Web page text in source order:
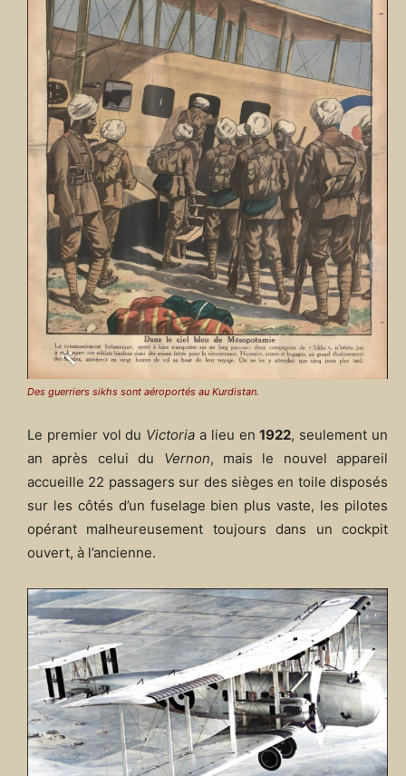
Des guerriers sikhs sont aéroportés au Kurdistan.
Le premier vol du Victoria a lieu en1922, seulement un
an après celui du Vernon, mais le nouvel appareil
accueille 22 passagers sur des sièges en toile disposés
sur les côtés d’un fuselage bien plus vaste, les pilotes
opérant malheureusement toujours dans un cockpit
ouvert, à l’ancienne.